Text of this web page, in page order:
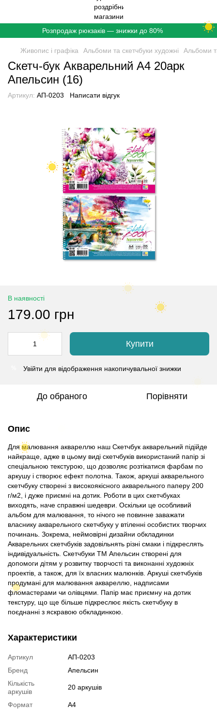
Розпродаж рюкзаків — знижки до 80%
Живопис і графіка Альбоми та скетчбуки художні Альбоми
Скетч-бук Акварельний А4 20арк
Апельсин (16)
Артикул: АП-0203 Написати відгук
В наявності
179.00 грн
Купити
Увійти для відображення накопичувальної знижки
До обраного Порівняти
Опис
Для малювання аквареллю наш Скетчбук акварельний підійде
найкраще, адже в цьому виді скетчбуків використаний папір зі
спеціальною текстурою, що дозволяє розтікатися фарбам по
аркушу і створює ефект полотна. Також, аркуші акварельного
скетчбуку створені з високоякісного акварельного паперу 200
г/м2, і дуже приємні на дотик. Роботи в цих скетчбуках
виходять, наче справжні шедеври. Оскільки це особливий
альбом для малювання, то нічого не повинне заважати
власнику акварельного скетчбуку у втіленні особистих творчих
починань. Зокрема, неймовірні дизайни обкладинки
Акварельних скетчбуків задовільнять різні смаки і підкреслять
індивідуальність. Скетчбуки ТМ Апельсин створені для
допомоги дітям у розвитку творчості та виконанні художніх
проектів, а також, для їх власних малюнків. Аркуші скетчбуків
продумані для малювання аквареллю, надписами
фломастерами чи олівцями. Папір має приємну на дотик
текстуру, що ще більше підкреслює якість скетчбуку в
поєднанні з яскравою обкладинкою.
Характеристики
Артикул
АП-0203
Бренд
Апельсин
Кількість
аркушів
20 аркушів
Формат
A4